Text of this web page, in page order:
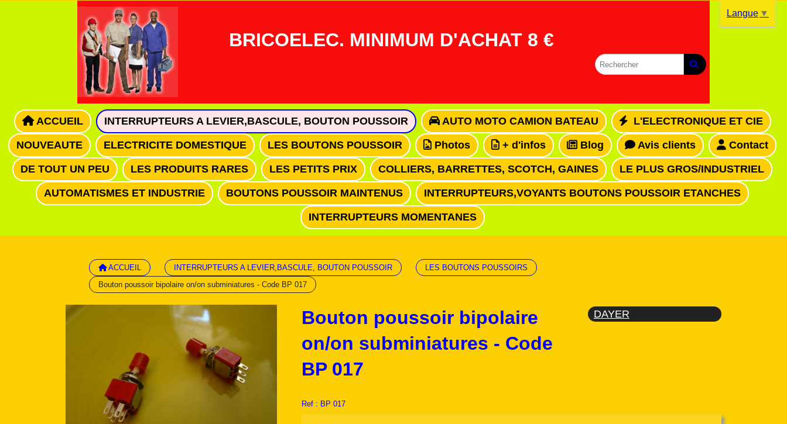
BRICOELEC. MINIMUM D'ACHAT 8 €
ACCUEIL INTERRUPTEURS A LEVIER,BASCULE, BOUTON POUSSOIR AUTO MOTO CAMION BATEAU L'ELECTRONIQUE ET CIE
NOUVEAUTE ELECTRICITE DOMESTIQUE LES BOUTONS POUSSOIR Photos + d'infos Blog Avis clients Contact
DE TOUT UN PEU LES PRODUITS RARES LES PETITS PRIX COLLIERS, BARRETTES, SCOTCH, GAINES LE PLUS GROS/INDUSTRIEL
AUTOMATISMES ET INDUSTRIE BOUTONS POUSSOIR MAINTENUS INTERRUPTEURS,VOYANTS BOUTONS POUSSOIR ETANCHES
INTERRUPTEURS MOMENTANES
ACCUEIL INTERRUPTEURS A LEVIER,BASCULE, BOUTON POUSSOIR
LES BOUTONS POUSSOIRS
Bouton poussoir bipolaire on/on subminiatures - Code BP 017
Bouton poussoir bipolaire
on/on subminiatures - Code
BP 017
DAYER
Ref : BP 017
Langue ▼